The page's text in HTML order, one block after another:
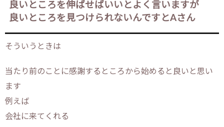
良いところを伸ばせばいいとよく言いますが
良いところを見つけられないんですとAさん
そういうときは
当たり前のことに感謝するところから始めると良いと思い
ます
例えば
会社に来てくれる